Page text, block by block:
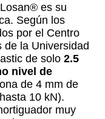
es su
Según los
por el Centro
de la Universidad
de solo 2.5
nivel de
de 4 mm de
10 kN).
muy